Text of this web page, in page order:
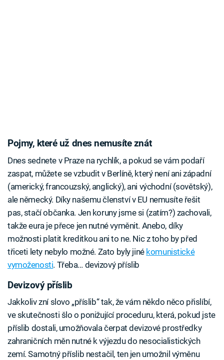
Pojmy, které už dnes nemusíte znát
Dnes sednete v Praze na rychlík, a pokud se vám podaří
zaspat, můžete se vzbudit v Berlíně, který není ani západní
(americký, francouzský, anglický), ani východní (sovětský),
ale německý. Díky našemu členství v EU nemusíte řešit
pas, stačí občanka. Jen koruny jsme si (zatím?) zachovali,
takže eura je přece jen nutné vyměnit. Anebo, díky
možnosti platit kreditkou ani to ne. Nic z toho by před
třiceti lety nebylo možné. Zato byly jiné komunistické
vymoženosti. Třeba… devizový příslib
Devizový příslib
Jakkoliv zní slovo „příslib“ tak, že vám někdo něco přislíbí,
ve skutečnosti šlo o ponižující proceduru, která, pokud jste
příslib dostali, umožňovala čerpat devizové prostředky
zahraničních měn nutné k výjezdu do nesocialistických
zemí. Samotný příslib nestačil, ten jen umožnil výměnu